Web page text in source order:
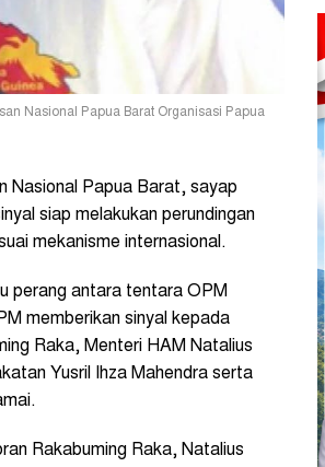
Nasional Papua Barat Organisasi Papua
Nasional Papua Barat, sayap
siap melakukan perundingan
mekanisme internasional.
perang antara tentara OPM
memberikan sinyal kepada
Raka, Menteri HAM Natalius
Yusril Ihza Mahendra serta
Rakabuming Raka, Natalius